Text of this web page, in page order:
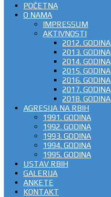
POČETNA
O NAMA
IMPRESSUM
AKTIVNOSTI
2012. GODINA
2013. GODINA
2014. GODINA
2015. GODINA
2016. GODINA
2017. GODINA
2018. GODINA
AGRESIJA NA RBIH
1991. GODINA
1992. GODINA
1993. GODINA
1994. GODINA
1995. GODINA
USTAV RBIH
GALERIJA
ANKETE
KONTAKT